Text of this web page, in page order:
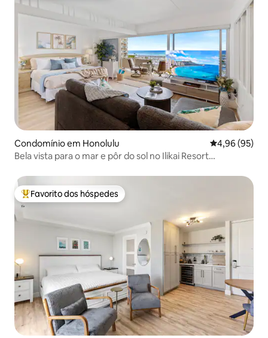
Condomínio em Honolulu Classificação
4,96 (95)
Bela vista para o mar e pôr do sol no Ilikai Resort
Favoritos dos hóspedes mais apreciados
Favorito dos hóspedes